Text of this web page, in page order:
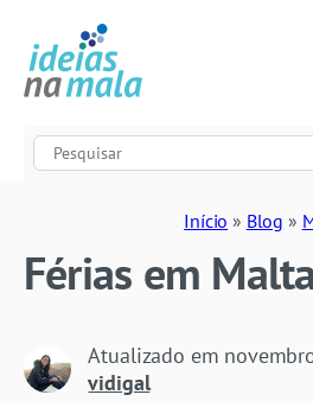
Início » Blog »
Férias em Malta
Atualizado em
vidigal